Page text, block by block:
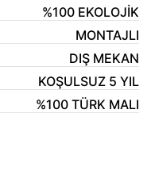
%100 EKOLOJİK
MONTAJLI
DIŞ MEKAN
KOŞULSUZ 5 YIL
%100 TÜRK MALI